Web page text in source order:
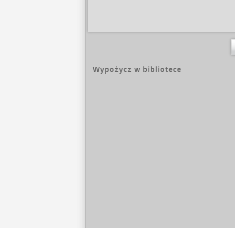
kilkutygodniowe
bardzo
dialogach autor
społeczeństwa. I choć
wysokiej próby komizm.
Wypożycz w bibliotece